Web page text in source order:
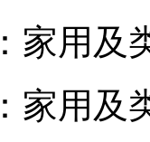
家用及
家用